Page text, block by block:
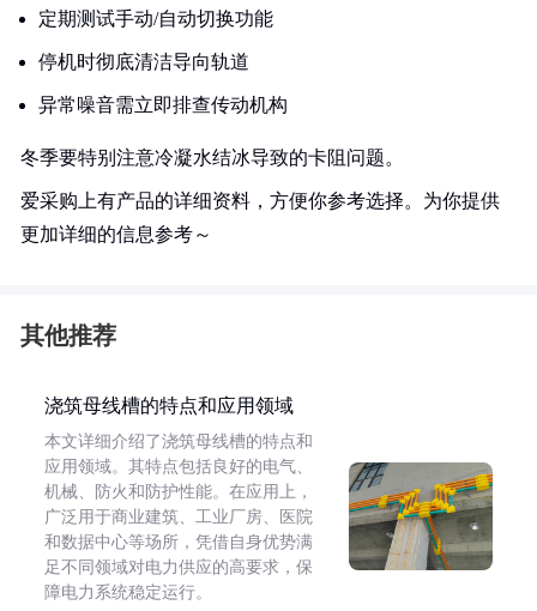
定期测试手动/自动切换功能
停机时彻底清洁导向轨道
异常噪音需立即排查传动机构
冬季要特别注意冷凝水结冰导致的卡阻问题。
爱采购上有产品的详细资料，方便你参考选择。为你提供
更加详细的信息参考～
其他推荐
浇筑母线槽的特点和应用领域
本文详细介绍了浇筑母线槽的特点和
应用领域。其特点包括良好的电气、
机械、防火和防护性能。在应用上，
广泛用于商业建筑、工业厂房、医院
和数据中心等场所，凭借自身优势满
足不同领域对电力供应的高要求，保
障电力系统稳定运行。